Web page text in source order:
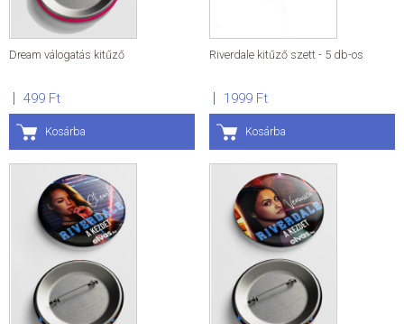
Dream válogatás kitűző
499 Ft
Kosárba
Riverdale kitűző szett - 5 db-os
1999 Ft
Kosárba